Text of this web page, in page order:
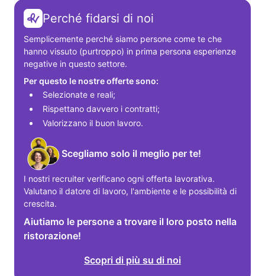
Perché fidarsi di noi
Semplicemente perché siamo persone come te che
hanno vissuto (purtroppo) in prima persona esperienze
negative in questo settore.
Per questo le nostre offerte sono:
Selezionate e reali;
Rispettano davvero i contratti;
Valorizzano il buon lavoro.
Scegliamo solo il meglio per te!
I nostri recruiter verificano ogni offerta lavorativa.
Valutano il datore di lavoro, l'ambiente e le possibilità di
crescita.
Aiutiamo le persone a trovare il loro posto nella
ristorazione!
Scopri di più su di noi